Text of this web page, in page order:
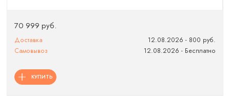
70 999 руб.
Доставка
12.08.2026 - 800 руб.
Самовывоз
12.08.2026 - Бесплатно
КУПИТЬ